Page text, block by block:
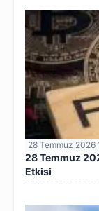
28 Temmuz 2026
28 Temmuz
Etkisi